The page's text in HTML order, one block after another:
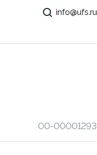
info@ufs.ru
00-00001293